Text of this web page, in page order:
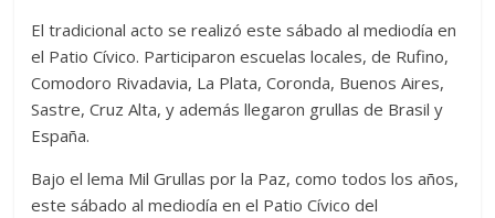
El tradicional acto se realizó este sábado al mediodía en
el Patio Cívico. Participaron escuelas locales, de Rufino,
Comodoro Rivadavia, La Plata, Coronda, Buenos Aires,
Sastre, Cruz Alta, y además llegaron grullas de Brasil y
España.
Bajo el lema Mil Grullas por la Paz, como todos los años,
este sábado al mediodía en el Patio Cívico del